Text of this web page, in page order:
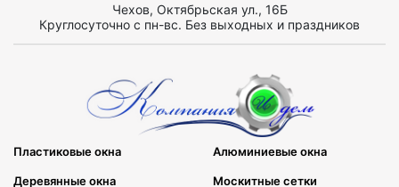
Чехов, Октябрьская ул., 16Б
Круглосуточно с пн-вс. Без выходных и праздников
Пластиковые окна Алюминиевые окна
Деревянные окна Москитные сетки